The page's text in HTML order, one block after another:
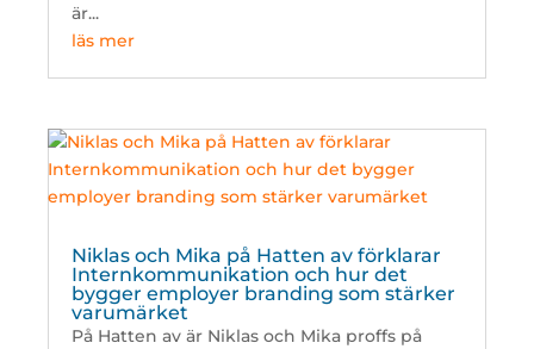
är...
läs mer
Niklas och Mika på Hatten av förklarar
Internkommunikation och hur det
bygger employer branding som stärker
varumärket
På Hatten av är Niklas och Mika proffs på